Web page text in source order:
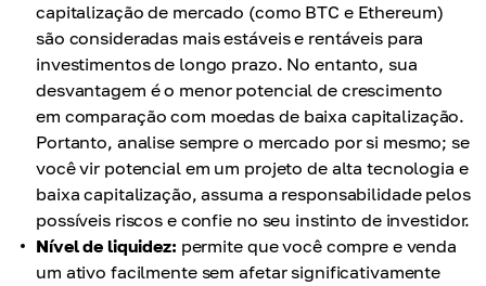
capitalização de mercado (como BTC e Ethereum)
são consideradas mais estáveis e rentáveis para
investimentos de longo prazo. No entanto, sua
desvantagem é o menor potencial de crescimento
em comparação com moedas de baixa capitalização.
Portanto, analise sempre o mercado por si mesmo; se
você vir potencial em um projeto de alta tecnologia e
baixa capitalização, assuma a responsabilidade pelos
possíveis riscos e confie no seu instinto de investidor.
Nível de liquidez: permite que você compre e venda
um ativo facilmente sem afetar significativamente